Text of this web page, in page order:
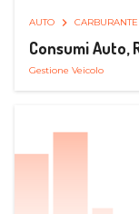
AUTO CARBURANTE
Consumi Auto,
Gestione Veicolo